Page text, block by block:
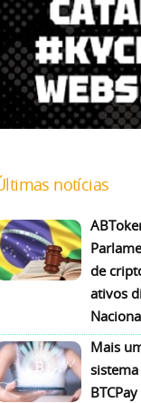
notícias
de
ativos
Mais